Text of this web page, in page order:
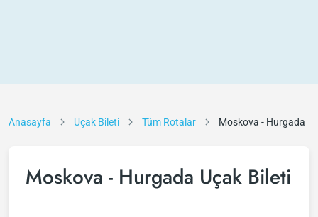
Anasayfa Uçak Bileti Tüm Rotalar Moskova - Hurgada
Moskova - Hurgada Uçak Bileti